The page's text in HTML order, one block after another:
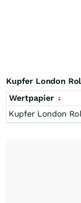
Kupfer London
Wertpapier
Kupfer London